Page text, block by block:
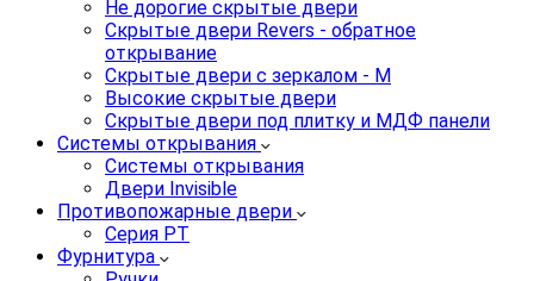
Не дорогие скрытые двери
Скрытые двери Revers - обратное
открывание
Скрытые двери с зеркалом - M
Высокие скрытые двери
Скрытые двери под плитку и МДФ панели
Системы открывания
Системы открывания
Двери Invisible
Противопожарные двери
Серия PT
Фурнитура